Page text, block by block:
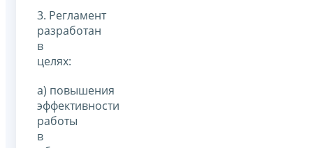
3. Регламент
разработан
в
целях:
а) повышения
эффективности
работы
в